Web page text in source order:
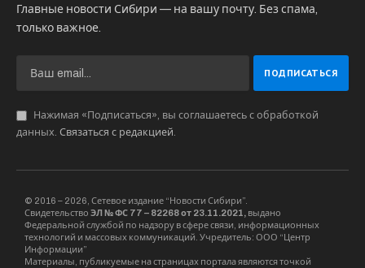
Главные новости Сибири — на вашу почту. Без спама,
только важное.
Нажимая «Подписаться», вы соглашаетесь с обработкой
данных. Связаться с редакцией.
© 2016 – 2026, Сетевое издание “Новости Сибири”.
Свидетельство ЭЛ № ФС 77 – 82268 от 23.11.2021, выдано
Федеральной службой по надзору в сфере связи, информационных
технологий и массовых коммуникаций. Учредитель: ООО “Центр
Информации”
Материалы, публикуемые на страницах портала являются точкой